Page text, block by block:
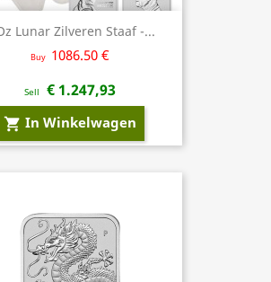
Lunar Zilveren Staaf -...
Buy 1086.50 €
Sell € 1.247,93
shopping_cart In Winkelwagen